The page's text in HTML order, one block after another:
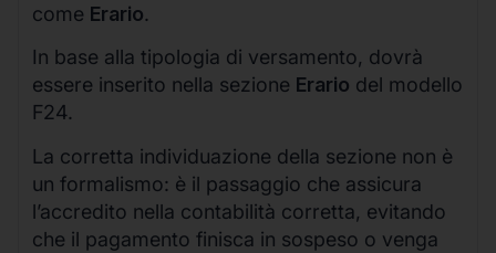
come Erario.
In base alla tipologia di versamento, dovrà
essere inserito nella sezione Erario del modello
F24.
La corretta individuazione della sezione non è
un formalismo: è il passaggio che assicura
l’accredito nella contabilità corretta, evitando
che il pagamento finisca in sospeso o venga